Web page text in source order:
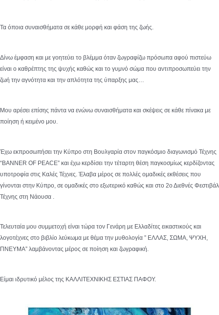
Τα όποια συναισθήματα σε κάθε μορφή και φάση της ζωής.
Δίνω έμφαση και με γοητεύει το βλέμμα όταν ζωγραφίζω πρόσωπα αφού πιστεύω
είναι ο καθρέπτης της ψυχής καθώς και το γυμνό σώμα που αντιπροσωπεύει την
ζωή την αγνότητα και την απλότητα της ύπαρξης μας…
Μου αρέσει επίσης πάντα να ενώνω συναισθήματα και σκέψεις σε κάθε πίνακα με
ποίηση ή κειμένο μου.
Έχω εκπροσωπήσει την Κύπρο στη Βουλγαρία στον παγκόσμιο διαγωνισμό Τέχνης
“BANNER OF PEACE” και έχω κερδίσει την τέταρτη θέση παγκοσμίως κερδίζοντας
υποτροφία στις Καλές Τέχνες. Έλαβα μέρος σε πολλές ομαδικές εκθέσεις που
γίνονται στην Κύπρο, σε ομαδικές στο εξωτερικό καθώς και στο 2ο Διεθνές Φεστιβάλ
Τέχνης στη Νάουσα .
Τελευταία μου συμμετοχή είναι τώρα τον Γενάρη με Ελλαδίτες εικαστικούς και
λογοτέχνες στο βιβλίο λεύκωμα με θέμα την μυθολογία ” ΕΛΛΑΣ, ΣΩΜΑ, ΨΥΧΗ,
ΠΝΕΥΜΑ” λαμβάνοντας μέρος σε ποίηση και ζωγραφική.
Είμαι ιδρυτικό μέλος της ΚΑΛΛΙΤΕΧΝΙΚΗΣ ΕΣΤΙΑΣ ΠΑΦΟΥ.